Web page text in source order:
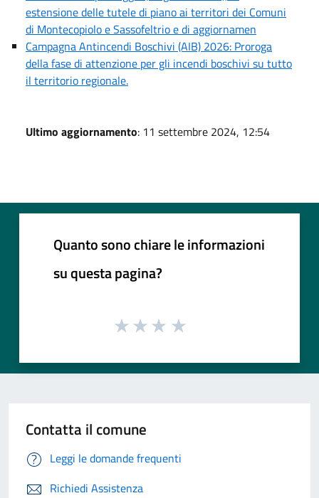
estensione delle tutele di piano ai territori dei Comuni
di Montecopiolo e Sassofeltrio e di aggiornamen
Campagna Antincendi Boschivi (AIB) 2026: Proroga
della fase di attenzione per gli incendi boschivi su tutto
il territorio regionale.
Ultimo aggiornamento: 11 settembre 2024, 12:54
Quanto sono chiare le informazioni
su questa pagina?
Contatta il comune
Leggi le domande frequenti
Richiedi Assistenza